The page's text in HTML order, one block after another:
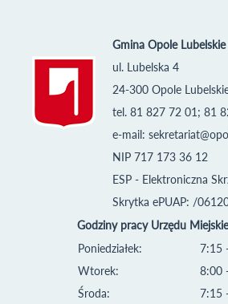
Gmina Opole Lubelskie
ul. Lubelska 4
24-300 Opole
tel. 81 827 72 01; 81
e-mail:
NIP 717 173 36 12
ESP - Elektroniczna
Skrytka ePUAP: /
Godziny pracy Urzędu
Poniedziałek:
Wtorek:
Środa:
7:15
8:00
7:15